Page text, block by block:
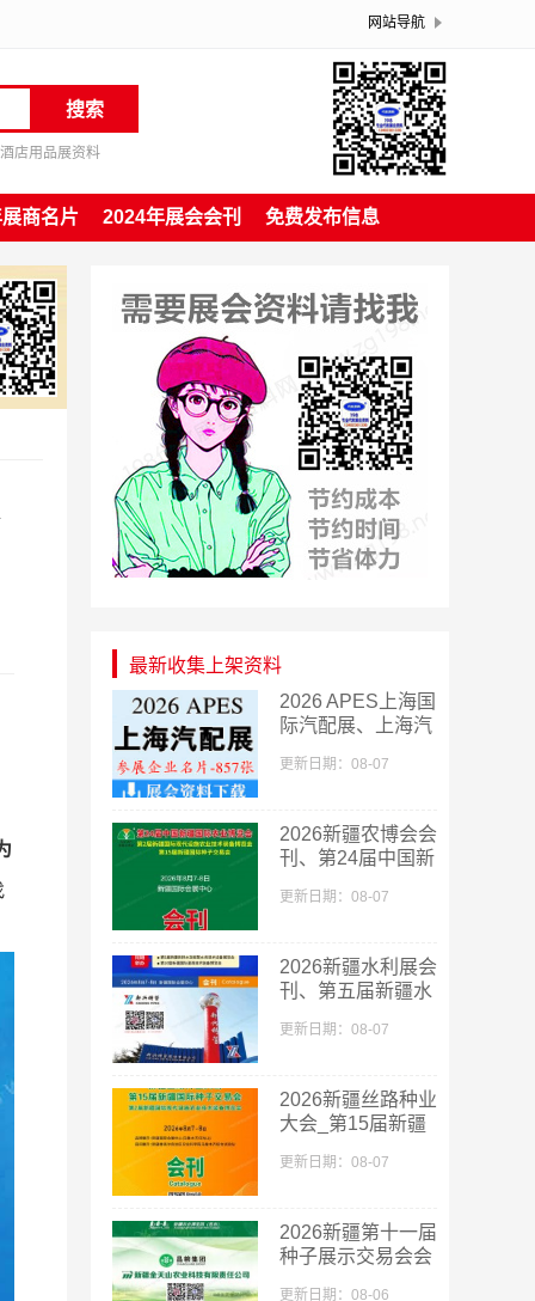
网站导航
搜索
酒店用品展资料
商名片 2024年展会会刊 免费发布信息
最新收集上架资料
2026 APES上海国
际汽配展、上海汽
【857张】
更新日期：08-07
​2026新疆农博会会
刊、第24届中国新
会刊
更新日期：08-07
2026新疆水利展会
刊、第五届新疆水
商名录
更新日期：08-07
2026新疆丝路种业
大会_第15届新疆
刊
更新日期：08-07
2026新疆第十一届
种子展示交易会会
更新日期：08-06